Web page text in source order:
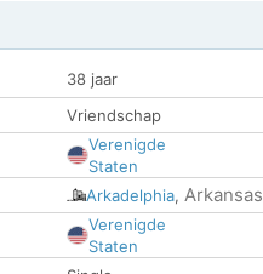
38 jaar
Vriendschap
Verenigde
Staten
Arkadelphia, Arkansas
Verenigde
Staten